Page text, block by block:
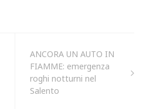
ANCORA UN AUTO IN
FIAMME: emergenza
roghi notturni nel
Salento